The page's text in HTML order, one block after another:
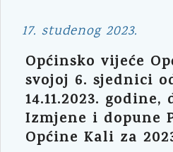
17. studenog 2023.
Općinsko vijeće
svojoj 6. sjednici
14.11.2023.
Izmjene i dopune
Općine Kali za